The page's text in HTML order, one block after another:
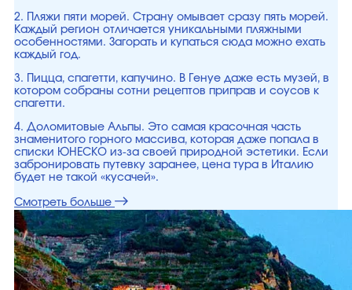
2. Пляжи пяти морей. Страну омывает сразу пять морей.
Каждый регион отличается уникальными пляжными
особенностями. Загорать и купаться сюда можно ехать
каждый год.
3. Пицца, спагетти, капучино. В Генуе даже есть музей, в
котором собраны сотни рецептов приправ и соусов к
спагетти.
4. Доломитовые Альпы. Это самая красочная часть
знаменитого горного массива, которая даже попала в
списки ЮНЕСКО из-за своей природной эстетики. Если
забронировать путевку заранее, цена тура в Италию
будет не такой «кусачей».
Смотреть больше